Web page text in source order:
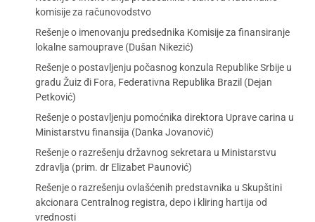
komisije za računovodstvo
Rešenje o imenovanju predsednika Komisije za finansiranje
lokalne samouprave (Dušan Nikezić)
Rešenje o postavljenju počasnog konzula Republike Srbije u
gradu Žuiz đi Fora, Federativna Republika Brazil (Dejan
Petković)
Rešenje o postavljenju pomoćnika direktora Uprave carina u
Ministarstvu finansija (Danka Jovanović)
Rešenje o razrešenju državnog sekretara u Ministarstvu
zdravlja (prim. dr Elizabet Paunović)
Rešenje o razrešenju ovlašćenih predstavnika u Skupštini
akcionara Centralnog registra, depo i kliring hartija od
vrednosti